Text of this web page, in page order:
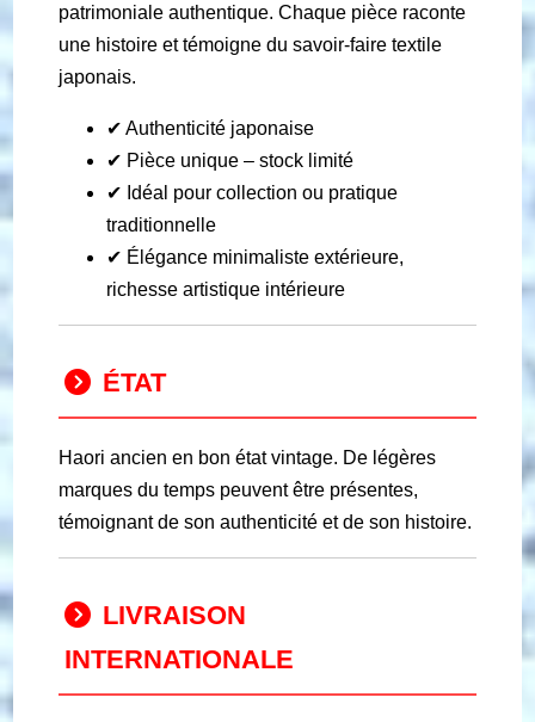
patrimoniale authentique. Chaque pièce raconte
une histoire et témoigne du savoir-faire textile
japonais.
✔ Authenticité japonaise
✔ Pièce unique – stock limité
✔ Idéal pour collection ou pratique
traditionnelle
✔ Élégance minimaliste extérieure,
richesse artistique intérieure
ÉTAT
Haori ancien en bon état vintage. De légères
marques du temps peuvent être présentes,
témoignant de son authenticité et de son histoire.
LIVRAISON
INTERNATIONALE